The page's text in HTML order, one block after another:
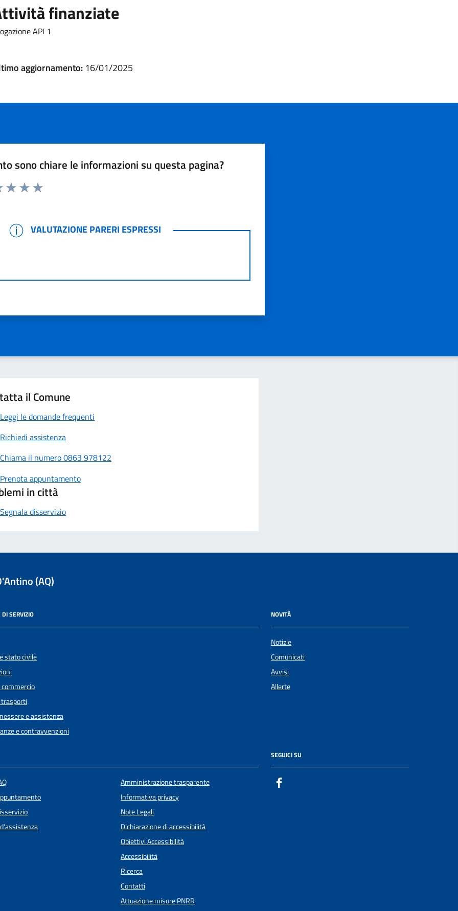
finanziate
API 1
aggiornamento: 16/01/2025
sono chiare le informazioni su questa pagina?
VALUTAZIONE PARERI ESPRESSI
VALUTAZIONE PARERI ESPRESSI
il Comune
Leggi le domande frequenti
Richiedi assistenza
Chiama il numero 0863 978122
Prenota appuntamento
in città
Segnala disservizio
(AQ)
DI SERVIZIO
stato civile
e assistenza
e contravvenzioni
NOVITÀ
Notizie
Comunicati
Avvisi
Allerte
Amministrazione trasparente
Informativa privacy
Note Legali
Dichiarazione di accessibilità
Obiettivi Accessibilità
Accessibilità
Ricerca
Contatti
Attuazione misure PNRR
SEGUICI SU